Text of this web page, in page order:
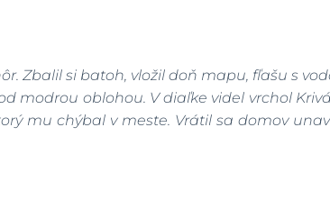
Zbalil si batoh, vložil doň mapu, fľašu s
modrou oblohou. V diaľke videl vrchol
mu chýbal v meste. Vrátil sa domov